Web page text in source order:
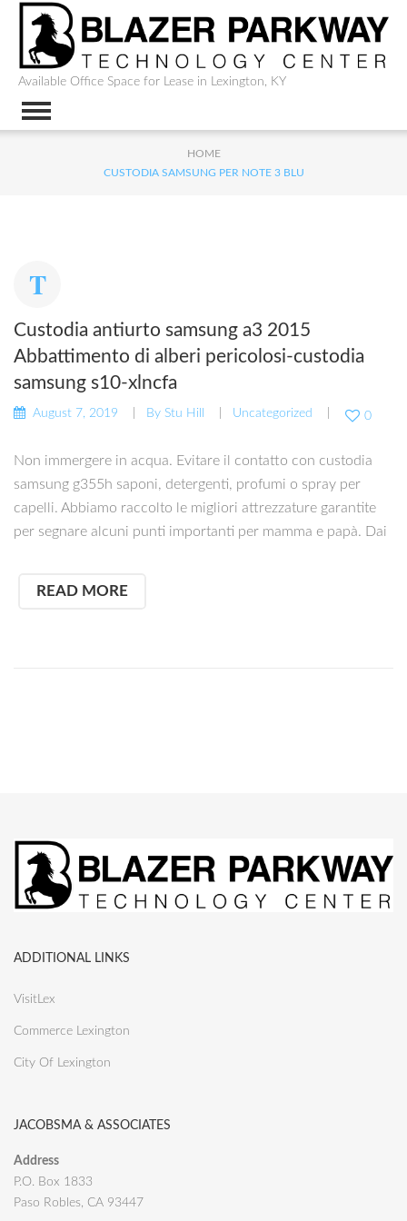
Available Office Space for Lease in Lexington, KY
HOME
CUSTODIA SAMSUNG PER NOTE 3 BLU
Custodia antiurto samsung a3 2015
Abbattimento di alberi pericolosi-custodia
samsung s10-xlncfa
August 7, 2019 By Stu Hill Uncategorized 0
Non immergere in acqua. Evitare il contatto con custodia
samsung g355h saponi, detergenti, profumi o spray per
capelli. Abbiamo raccolto le migliori attrezzature garantite
per segnare alcuni punti importanti per mamma e papà. Dai
READ MORE
ADDITIONAL LINKS
VisitLex
Commerce Lexington
City Of Lexington
JACOBSMA & ASSOCIATES
Address
P.O. Box 1833
Paso Robles, CA 93447